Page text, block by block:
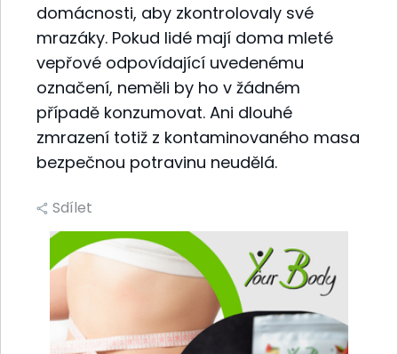
domácnosti, aby zkontrolovaly své
mrazáky. Pokud lidé mají doma mleté
vepřové odpovídající uvedenému
označení, neměli by ho v žádném
případě konzumovat. Ani dlouhé
zmrazení totiž z kontaminovaného masa
bezpečnou potravinu neudělá.
Sdílet